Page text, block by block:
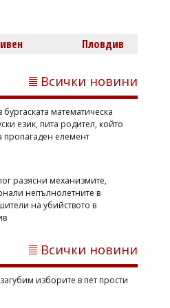
си за президент:
в началото на
Пловдив
Всички новини
математическа
език, пита родител, който
пропагаден елемент
разясни механизмите,
непълнолетните в
на убийството в
Всички новини
изборите в пет прости